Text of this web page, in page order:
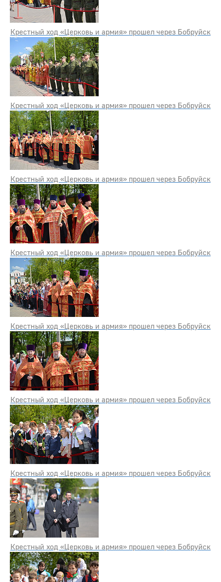
Крестный ход «Церковь и армия» прошел через Бобруйск
Крестный ход «Церковь и армия» прошел через Бобруйск
Крестный ход «Церковь и армия» прошел через Бобруйск
Крестный ход «Церковь и армия» прошел через Бобруйск
Крестный ход «Церковь и армия» прошел через Бобруйск
Крестный ход «Церковь и армия» прошел через Бобруйск
Крестный ход «Церковь и армия» прошел через Бобруйск
Крестный ход «Церковь и армия» прошел через Бобруйск